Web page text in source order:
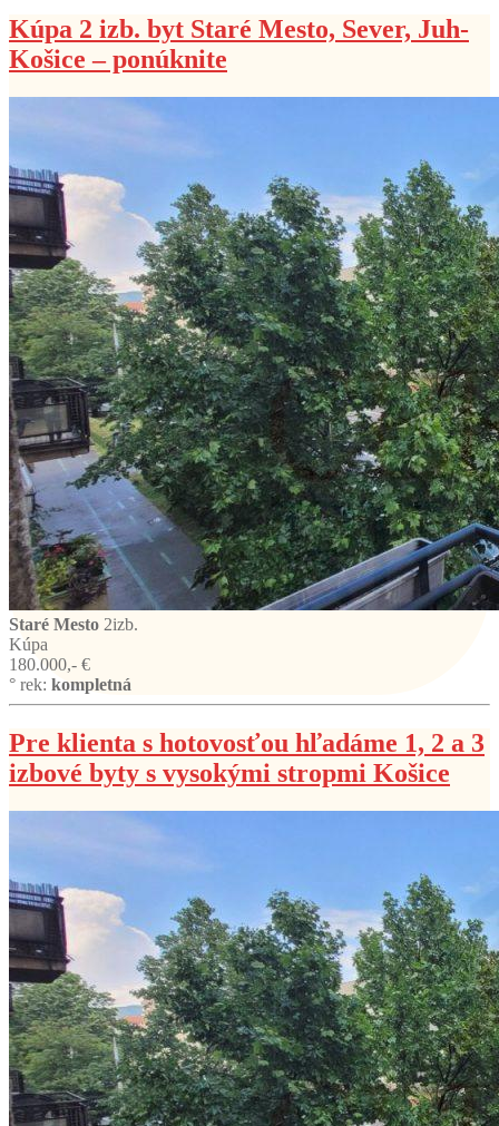
Kúpa 2 izb. byt Staré Mesto, Sever, Juh-
Košice – ponúknite
Staré Mesto 2izb.
Kúpa
180.000,- €
° rek: kompletná
Pre klienta s hotovosťou hľadáme 1, 2 a 3
izbové byty s vysokými stropmi Košice